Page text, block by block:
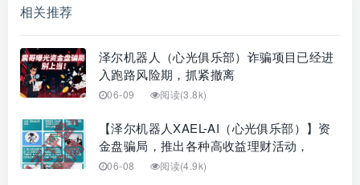
相关推荐
泽尔机器人（心光俱乐部）诈骗项目已经进
入跑路风险期，抓紧撤离
06-09 阅读(3.8k)
【泽尔机器人XAEL-AI（心光俱乐部）】资
金盘骗局，推出各种高收益理财活动，
06-08 阅读(4.9k)